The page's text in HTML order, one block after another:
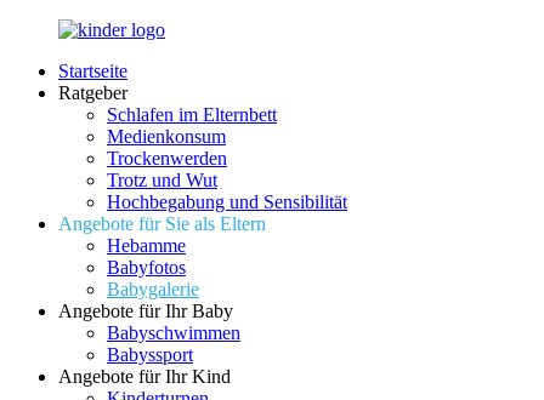
Zurück
Inhalt
LuckyKids.de
Das
Nachwuchs
Startseite
Ratgeber
Schlafen im Elternbett
Medienkonsum
Trockenwerden
Trotz und Wut
Hochbegabung und Sensibilität
Angebote für Sie als Eltern
Hebamme
Babyfotos
Babygalerie
Angebote für Ihr Baby
Babyschwimmen
Babyssport
Angebote für Ihr Kind